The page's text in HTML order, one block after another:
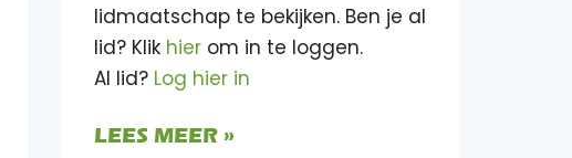
lidmaatschap te bekijken. Ben je al
lid? Klik hier om in te loggen.
Al lid? Log hier in
LEES MEER »